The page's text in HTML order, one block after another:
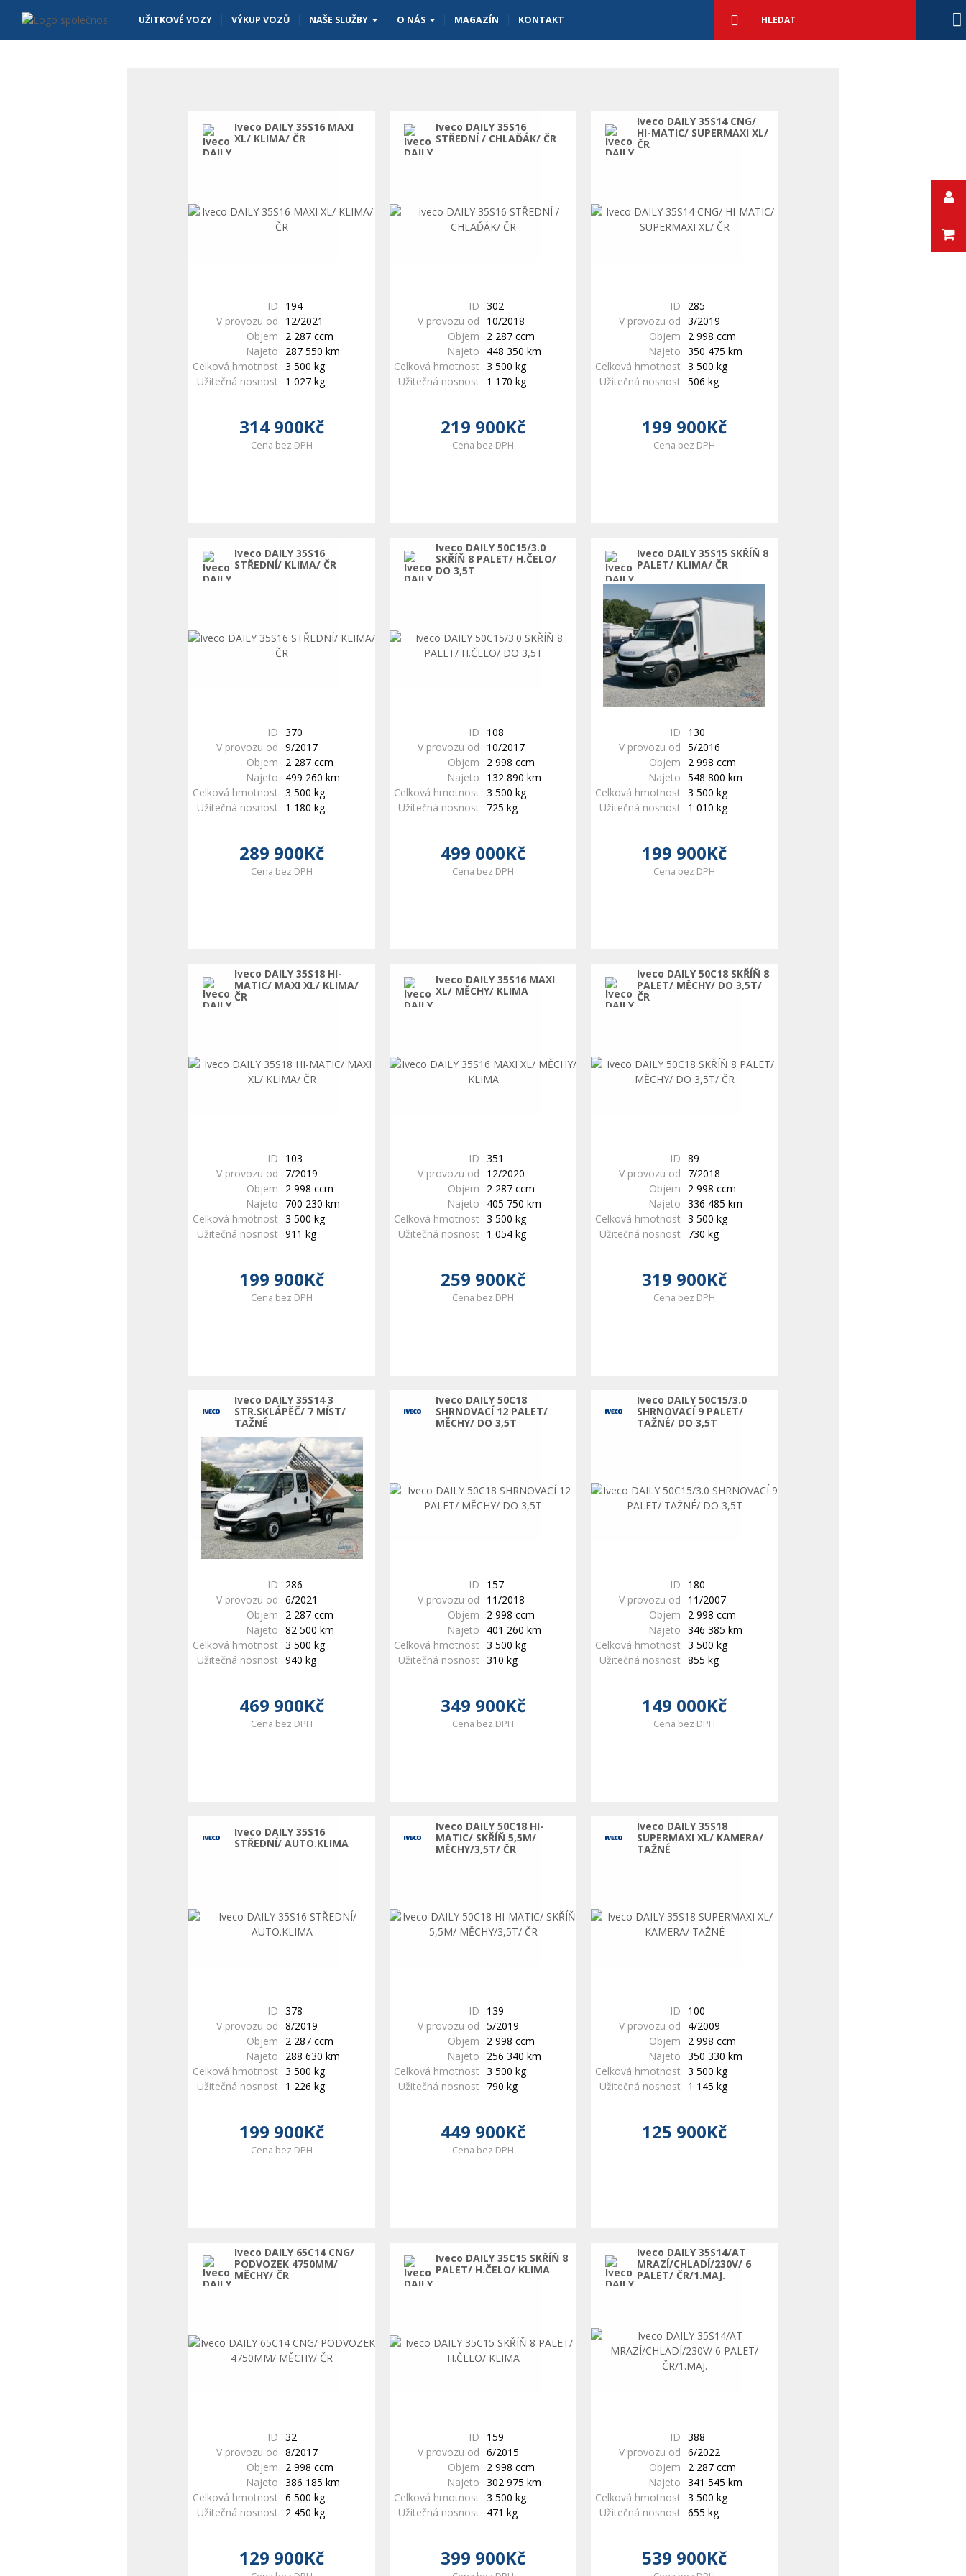
UŽITKOVÉ VOZY VÝKUP VOZŮ NAŠE SLUŽBY O NÁS MAGAZÍN KONTAKT vyhledávání
Vyhledat
Iveco DAILY 35S16 MAXI
XL/ KLIMA/ ČR
ID
194
V provozu od
12/2021
Objem
2 287 ccm
Najeto
287 550 km
Celková hmotnost 3 500 kg
Užitečná nosnost
1 027 kg
314 900Kč
Cena bez DPH
Iveco DAILY 35S16
STŘEDNÍ / CHLAĎÁK/ ČR
ID 302
V provozu od
10/2018
Objem
2 287 ccm
Najeto
448 350 km
Celková hmotnost 3 500 kg
Užitečná nosnost
1 170 kg
219 900Kč
Cena bez DPH
Iveco DAILY 35S14 CNG/
HI-MATIC/ SUPERMAXI XL/
ČR
ID
285
V provozu od 3/2019
Objem
2 998 ccm
Najeto 350 475 km
Celková hmotnost 3 500 kg
Užitečná nosnost 506 kg
199 900Kč
Cena bez DPH
Iveco DAILY 35S16
STŘEDNÍ/ KLIMA/ ČR
ID 370
V provozu od 9/2017
Objem
2 287 ccm
Najeto
499 260 km
Celková hmotnost 3 500 kg
Užitečná nosnost
1 180 kg
289 900Kč
Cena bez DPH
Iveco DAILY 50C15/3.0
SKŘÍŇ 8 PALET/ H.ČELO/
DO 3,5T
ID
108
V provozu od
10/2017
Objem
2 998 ccm
Najeto
132 890 km
Celková hmotnost 3 500 kg
Užitečná nosnost
725 kg
499 000Kč
Cena bez DPH
Iveco DAILY 35S15 SKŘÍŇ 8
PALET/ KLIMA/ ČR
ID
130
V provozu od 5/2016
Objem
2 998 ccm
Najeto 548 800 km
Celková hmotnost 3 500 kg
Užitečná nosnost
1 010 kg
199 900Kč
Cena bez DPH
Iveco DAILY 35S18 HI-
MATIC/ MAXI XL/ KLIMA/
ČR
ID
103
V provozu od
7/2019
Objem
2 998 ccm
Najeto
700 230 km
Celková hmotnost 3 500 kg
Užitečná nosnost 911 kg
199 900Kč
Cena bez DPH
Iveco DAILY 35S16 MAXI
XL/ MĚCHY/ KLIMA
ID 351
V provozu od
12/2020
Objem
2 287 ccm
Najeto
405 750 km
Celková hmotnost 3 500 kg
Užitečná nosnost
1 054 kg
259 900Kč
Cena bez DPH
Iveco DAILY 50C18 SKŘÍŇ 8
PALET/ MĚCHY/ DO 3,5T/
ČR
ID 89
V provozu od
7/2018
Objem
2 998 ccm
Najeto 336 485 km
Celková hmotnost 3 500 kg
Užitečná nosnost
730 kg
319 900Kč
Cena bez DPH
Iveco DAILY 35S14 3
STR.SKLÁPĚČ/ 7 MÍST/
TAŽNÉ
ID
286
V provozu od 6/2021
Objem
2 287 ccm
Najeto 82 500 km
Celková hmotnost 3 500 kg
Užitečná nosnost 940 kg
469 900Kč
Cena bez DPH
Iveco DAILY 50C18
SHRNOVACÍ 12 PALET/
MĚCHY/ DO 3,5T
ID
157
V provozu od
11/2018
Objem
2 998 ccm
Najeto
401 260 km
Celková hmotnost 3 500 kg
Užitečná nosnost 310 kg
349 900Kč
Cena bez DPH
Iveco DAILY 50C15/3.0
SHRNOVACÍ 9 PALET/
TAŽNÉ/ DO 3,5T
ID
180
V provozu od
11/2007
Objem
2 998 ccm
Najeto 346 385 km
Celková hmotnost 3 500 kg
Užitečná nosnost 855 kg
149 000Kč
Cena bez DPH
Iveco DAILY 35S16
STŘEDNÍ/ AUTO.KLIMA
ID 378
V provozu od 8/2019
Objem
2 287 ccm
Najeto
288 630 km
Celková hmotnost 3 500 kg
Užitečná nosnost
1 226 kg
199 900Kč
Cena bez DPH
Iveco DAILY 50C18 HI-
MATIC/ SKŘÍŇ 5,5M/
MĚCHY/3,5T/ ČR
ID
139
V provozu od 5/2019
Objem
2 998 ccm
Najeto
256 340 km
Celková hmotnost 3 500 kg
Užitečná nosnost
790 kg
449 900Kč
Cena bez DPH
Iveco DAILY 35S18
SUPERMAXI XL/ KAMERA/
TAŽNÉ
ID
100
V provozu od
4/2009
Objem
2 998 ccm
Najeto 350 330 km
Celková hmotnost 3 500 kg
Užitečná nosnost
1 145 kg
125 900Kč
Iveco DAILY 65C14 CNG/
PODVOZEK 4750MM/
MĚCHY/ ČR
ID 32
V provozu od 8/2017
Objem
2 998 ccm
Najeto 386 185 km
Celková hmotnost 6 500 kg
Užitečná nosnost
2 450 kg
129 900Kč
Iveco DAILY 35C15 SKŘÍŇ 8
PALET/ H.ČELO/ KLIMA
ID
159
V provozu od 6/2015
Objem
2 998 ccm
Najeto 302 975 km
Celková hmotnost 3 500 kg
Užitečná nosnost
471 kg
399 900Kč
Iveco DAILY 35S14/AT
MRAZÍ/CHLADÍ/230V/ 6
PALET/ ČR/1.MAJ.
ID 388
V provozu od 6/2022
Objem
2 287 ccm
Najeto 341 545 km
Celková hmotnost 3 500 kg
Užitečná nosnost 655 kg
539 900Kč